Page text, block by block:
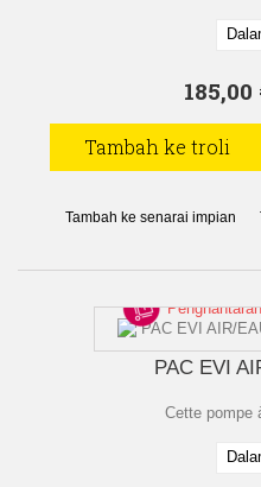
185,00
Tambah ke troli
Tambah ke senarai impian
PAC EVI
Cette pompe